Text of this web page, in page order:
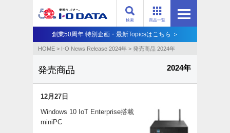
商品一覧
検索
創業50周年 特別企画・最新Topicsはこちら ＞
HOME > I-O News Release 2024年 > 発売商品 2024年
発売商品 2024年
12月27日
Windows 10 IoT Enterprise搭載
miniPC